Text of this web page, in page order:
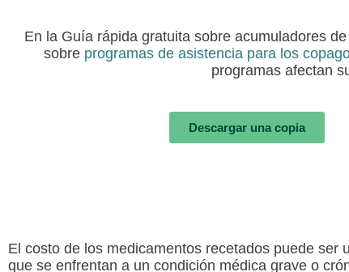
En la Guía rápida gratuita sobre acumuladores
sobre programas de asistencia para los
programas afectan
Descargar una copia
El costo de los medicamentos recetados puede
que se enfrentan a un condición médica grave o